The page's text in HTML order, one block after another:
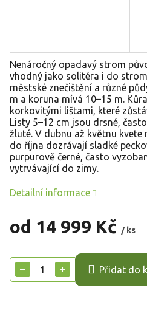
od 14 999 Kč / ks
cena:
+
− Přidat do
Nenáročný opadavý strom
vhodný jako solitéra i do
městské znečištění a různé
m a koruna mívá 10–15 m.
korkovitými lištami, které
Listy 5–12 cm jsou drsné,
žluté. V dubnu až květnu kvete
do října dozrávají sladké
purpurově černé, často
vytrvávající do zimy.
Detailní informace